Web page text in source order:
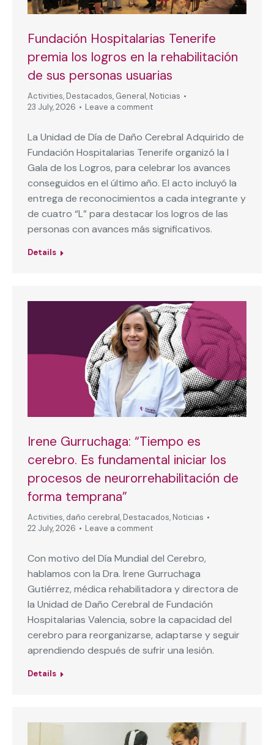
Fundación Hospitalarias Tenerife
premia los logros en la rehabilitación
de sus personas usuarias
Activities, Destacados, General, Noticias
23 July, 2026
Leave a comment
La Unidad de Día de Daño Cerebral Adquirido de
Fundación Hospitalarias Tenerife organizó la I
Gala de los Logros, para celebrar los avances
conseguidos en el último año. El acto incluyó la
entrega de reconocimientos a cada integrante y
de cuatro “L” para destacar los logros de las
personas con avances más significativos.
Details
Irene Gurruchaga: “Tiempo es
cerebro. Es fundamental iniciar los
procesos de neurorrehabilitación de
forma temprana”
Activities, daño cerebral, Destacados, Noticias
22 July, 2026
Leave a comment
Con motivo del Día Mundial del Cerebro,
hablamos con la Dra. Irene Gurruchaga
Gutiérrez, médica rehabilitadora y directora de
la Unidad de Daño Cerebral de Fundación
Hospitalarias Valencia, sobre la capacidad del
cerebro para reorganizarse, adaptarse y seguir
aprendiendo después de sufrir una lesión.
Details